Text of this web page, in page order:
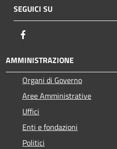
SEGUICI SU
AMMINISTRAZIONE
Organi di Governo
Aree Amministrative
Uffici
Enti e fondazioni
Politici